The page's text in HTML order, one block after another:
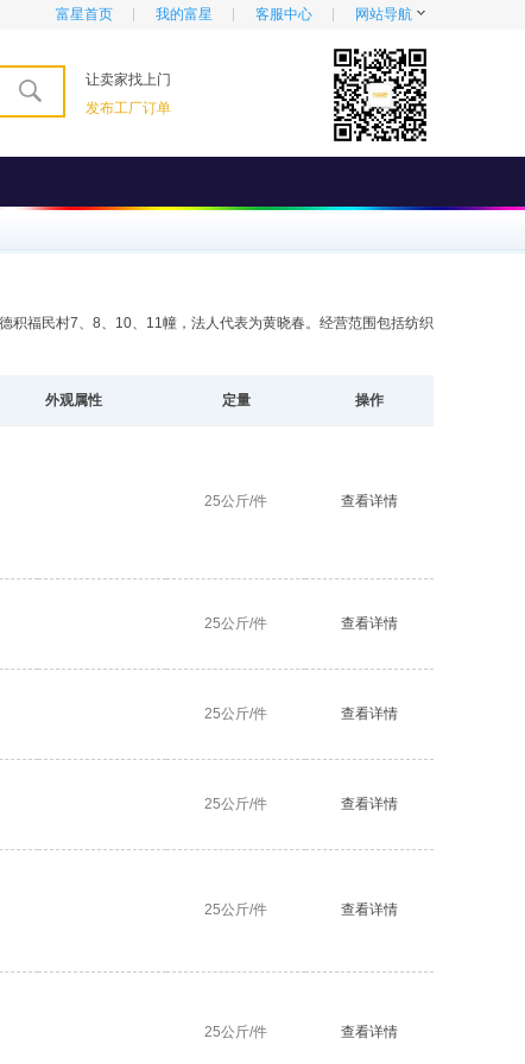
富星首页 我的富星 客服中心 网站导航
让卖家找上门
发布工厂订单
福民村7、8、10、11幢，法人代表为黄晓春。经营范围包括纺织
外观属性 定量 操作
25公斤/件 查看详情
25公斤/件 查看详情
25公斤/件 查看详情
25公斤/件 查看详情
25公斤/件 查看详情
25公斤/件 查看详情